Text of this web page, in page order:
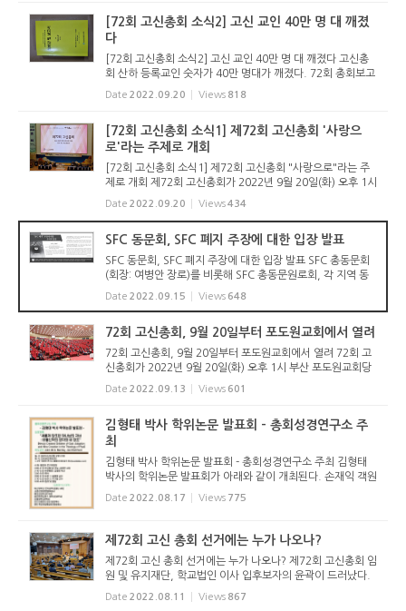
[72회 고신총회 소식2] 고신 교인 40만 명 대 깨졌
다
[72회 고신총회 소식2] 고신 교인 40만 명 대 깨졌다 고신총
회 산하 등록교인 숫자가 40만 명대가 깨졌다. 72회 총회보고
서에 실린 통계에 의하면 2022년 2월 현재 고신교회에 등록
된 교인은 388,682명으로 지난해 401,538명에 비해 12,85
Date 2022.09.20 Views 818
[72회 고신총회 소식1] 제72회 고신총회 '사랑으
로'라는 주제로 개회
[72회 고신총회 소식1] 제72회 고신총회 "사랑으로"라는 주
제로 개회 제72회 고신총회가 2022년 9월 20일(화) 오후 1시
포도원교회 드림센터에서 개회했다. 총회는 본격적인 회무에
앞서 개회에배를 드렸다. 총회장 강학근 목사가 예배 인도를
했으며, 부총회...
Date 2022.09.20 Views434
SFC 동문회, SFC 폐지 주장에 대한 입장 발표
SFC 동문회, SFC 폐지 주장에 대한 입장 발표 SFC 총동문회
(회장: 여병안 장로)를 비롯해 SFC 총동문원로회, 각 지역 동
문회와 원로회 등이 이번 총회에 상정된 SFC 폐지 주장에 대
해 아래와 같이 입장을 발표했다. 이 입장문은 개혁정론을 비
Date 2022.09.15 Views 648
72회 고신총회, 9월 20일부터 포도원교회에서 열려
72회 고신총회, 9월 20일부터 포도원교회에서 열려 72회 고
신총회가 2022년 9월 20일(화) 오후 1시 부산 포도원교회당
(김문훈 목사 시무)에서 개회한다. “사랑으로”(갈 5:6)라는 표
제로 열리는 이번 총회는 총회 설립 70주년을 맞이하는 때이
Date 2022.09.13 Views 601
김형태 박사 학위논문 발표회 - 총회성경연구소 주
최
김형태 박사 학위논문 발표회 - 총회성경연구소 주최 김형태
박사의 학위논문 발표회가 아래와 같이 개최된다. 손재익 객원
기자 (reformedjr@naver.com) < 저작권자 ⓒ 개혁정론 무
단전재 및 재배포 금지 >
Date 2022.08.17 Views 775
제72회 고신 총회 선거에는 누가 나오나?
제72회 고신 총회 선거에는 누가 나오나? 제72회 고신총회 임
원 및 유지재단, 학교법인 이사 입후보자의 윤곽이 드러났다.
2022년 8월 9일 오후 2시 전국 18개 노회는 임시노회를 개최
해 후보자를 추천했다. 서울시민교회당에서 열린 서울남부노
Date 2022.08.11 Views 867